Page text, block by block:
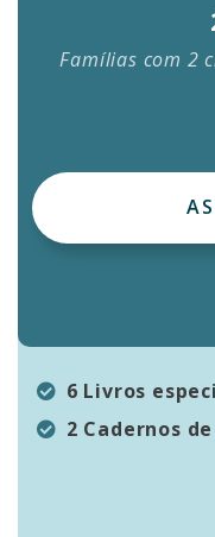
Famílias com 2
6 Livros
2 Cadernos